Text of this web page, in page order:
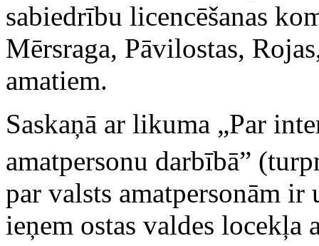
sabiedrību licencēšanas
Mērsraga, Pāvilostas,
amatiem.
Saskaņā ar likuma „Par
amatpersonu darbībā”
par valsts amatpersonām ir
ieņem ostas valdes locekļa